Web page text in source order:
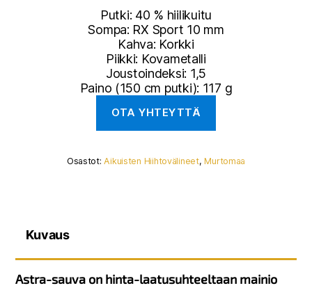
Putki: 40 % hiilikuitu
Sompa: RX Sport 10 mm
Kahva: Korkki
Piikki: Kovametalli
Joustoindeksi: 1,5
Paino (150 cm putki): 117 g
Osastot:Aikuisten Hiihtovälineet,Murtomaa
Kuvaus
Astra-sauva on hinta-laatusuhteeltaan mainio